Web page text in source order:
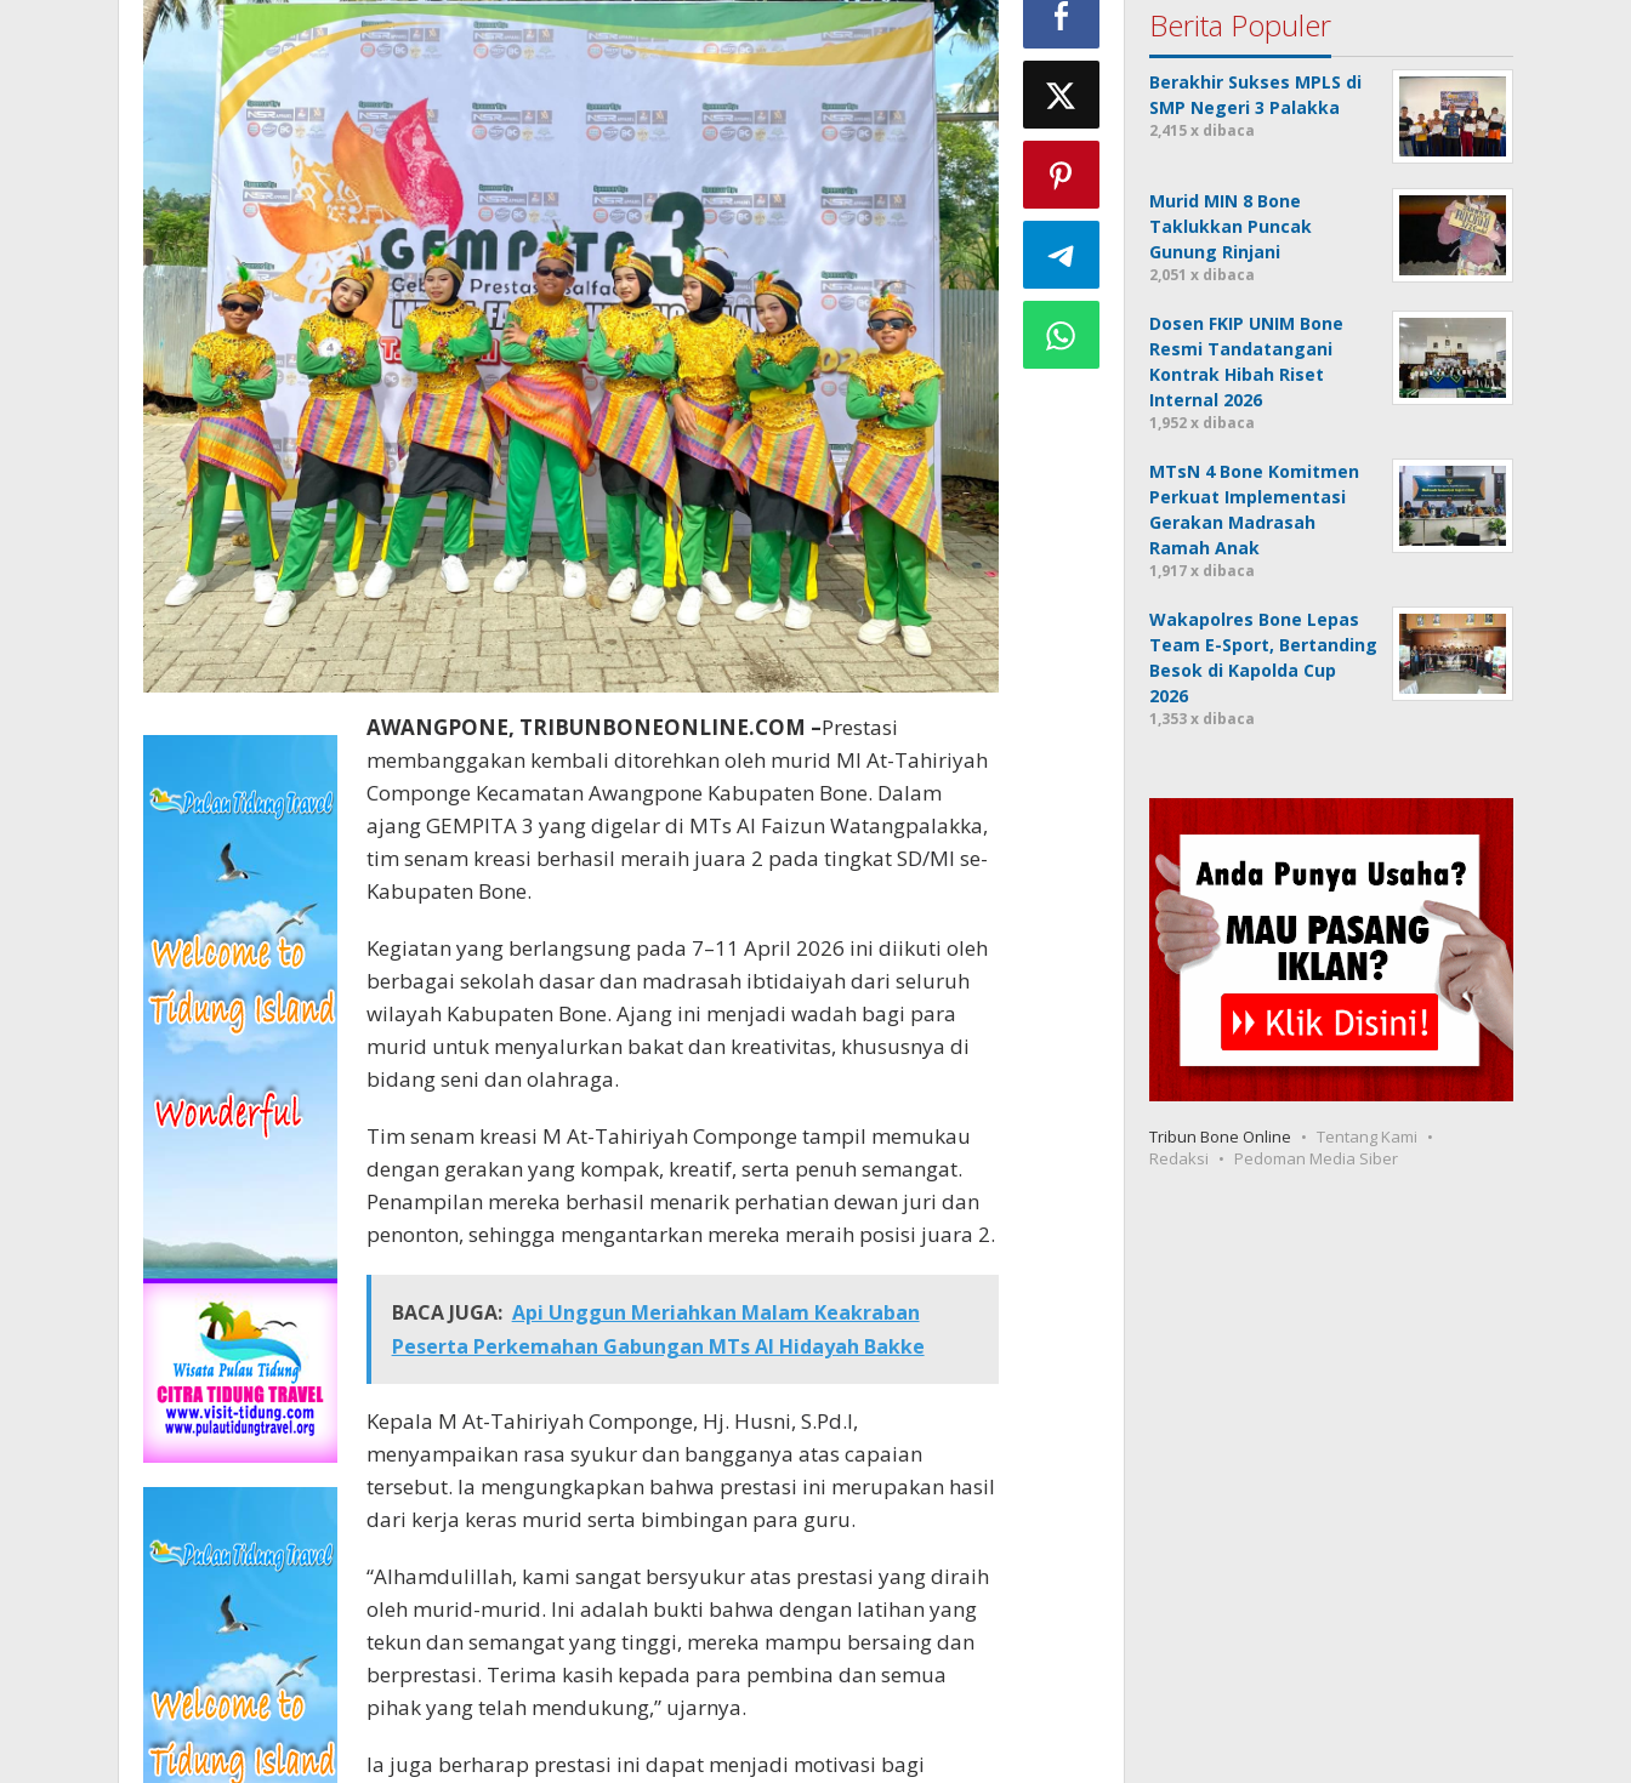
3
AWANGPONE, TRIBUNBONEONLINE.COM –Prestasi
membanggakan kembali ditorehkan oleh murid MI At-Tahiriyah
Componge Kecamatan Awangpone Kabupaten Bone. Dalam
ajang GEMPITA 3 yang digelar di MTs Al Faizun Watangpalakka,
tim senam kreasi berhasil meraih juara 2 pada tingkat SD/MI se-
Kabupaten Bone.
Kegiatan yang berlangsung pada 7–11 April 2026 ini diikuti oleh
berbagai sekolah dasar dan madrasah ibtidaiyah dari seluruh
wilayah Kabupaten Bone. Ajang ini menjadi wadah bagi para
murid untuk menyalurkan bakat dan kreativitas, khususnya di
bidang seni dan olahraga.
Tim senam kreasi M At-Tahiriyah Componge tampil memukau
dengan gerakan yang kompak, kreatif, serta penuh semangat.
Penampilan mereka berhasil menarik perhatian dewan juri dan
penonton, sehingga mengantarkan mereka meraih posisi juara 2.
BACA JUGA: Api Unggun Meriahkan Malam Keakraban
Peserta Perkemahan Gabungan MTs Al Hidayah Bakke
Kepala M At-Tahiriyah Componge, Hj. Husni, S.Pd.I,
menyampaikan rasa syukur dan bangganya atas capaian
tersebut. Ia mengungkapkan bahwa prestasi ini merupakan hasil
dari kerja keras murid serta bimbingan para guru.
“Alhamdulillah, kami sangat bersyukur atas prestasi yang diraih
oleh murid-murid. Ini adalah bukti bahwa dengan latihan yang
tekun dan semangat yang tinggi, mereka mampu bersaing dan
berprestasi. Terima kasih kepada para pembina dan semua
pihak yang telah mendukung,” ujarnya.
Ia juga berharap prestasi ini dapat menjadi motivasi bagi
Berita Populer
Berakhir Sukses MPLS di
SMP Negeri 3 Palakka
2,415 x dibaca
Murid MIN 8 Bone
Taklukkan Puncak
Gunung Rinjani
2,051 x dibaca
Dosen FKIP UNIM Bone
Resmi Tandatangani
Kontrak Hibah Riset
Internal 2026
1,952 x dibaca
MTsN 4 Bone Komitmen
Perkuat Implementasi
Gerakan Madrasah
Ramah Anak
1,917 x dibaca
Wakapolres Bone Lepas
Team E-Sport, Bertanding
Besok di Kapolda Cup
2026
1,353 x dibaca
Tribun Bone Online
Tentang Kami
Redaksi
Pedoman Media Siber